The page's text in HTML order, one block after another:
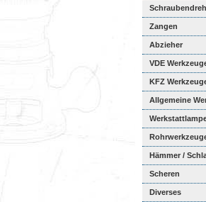
Zangen
Abzieher
VDE
KFZ
Allgemeine
Hämmer /
Scheren
Diverses